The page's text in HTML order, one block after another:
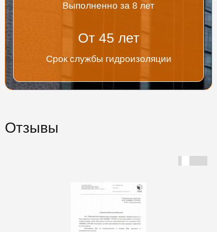
Выполненно за 8 лет
От 45 лет
Срок службы гидроизоляции
Отзывы